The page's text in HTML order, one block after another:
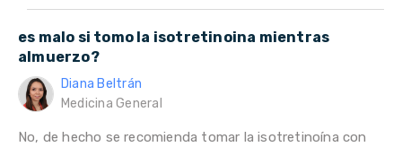
es malo si tomo la isotretinoina mientras
almuerzo?
Diana Beltrán
Medicina General
No, de hecho se recomienda tomar la isotretinoína con